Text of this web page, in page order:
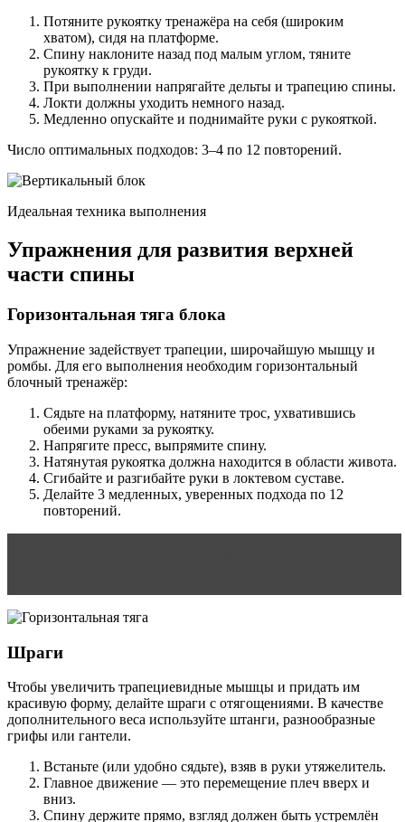
Потяните рукоятку тренажёра на себя (широким
хватом), сидя на платформе.
Спину наклоните назад под малым углом, тяните
рукоятку к груди.
При выполнении напрягайте дельты и трапецию спины.
Локти должны уходить немного назад.
Медленно опускайте и поднимайте руки с рукояткой.
Число оптимальных подходов: 3–4 по 12 повторений.
Идеальная техника выполнения
Упражнения для развития верхней
части спины
Горизонтальная тяга блока
Упражнение задействует трапеции, широчайшую мышцу и
ромбы. Для его выполнения необходим горизонтальный
блочный тренажёр:
Сядьте на платформу, натяните трос, ухватившись
обеими руками за рукоятку.
Напрягите пресс, выпрямите спину.
Натянутая рукоятка должна находится в области живота.
Сгибайте и разгибайте руки в локтевом суставе.
Делайте 3 медленных, уверенных подхода по 12
повторений.
Шраги
Чтобы увеличить трапециевидные мышцы и придать им
красивую форму, делайте шраги с отягощениями. В качестве
дополнительного веса используйте штанги, разнообразные
грифы или гантели.
Встаньте (или удобно сядьте), взяв в руки утяжелитель.
Главное движение — это перемещение плеч вверх и
вниз.
Спину держите прямо, взгляд должен быть устремлён